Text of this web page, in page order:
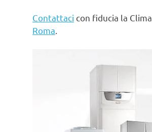
Contattaci con fiducia la
Roma